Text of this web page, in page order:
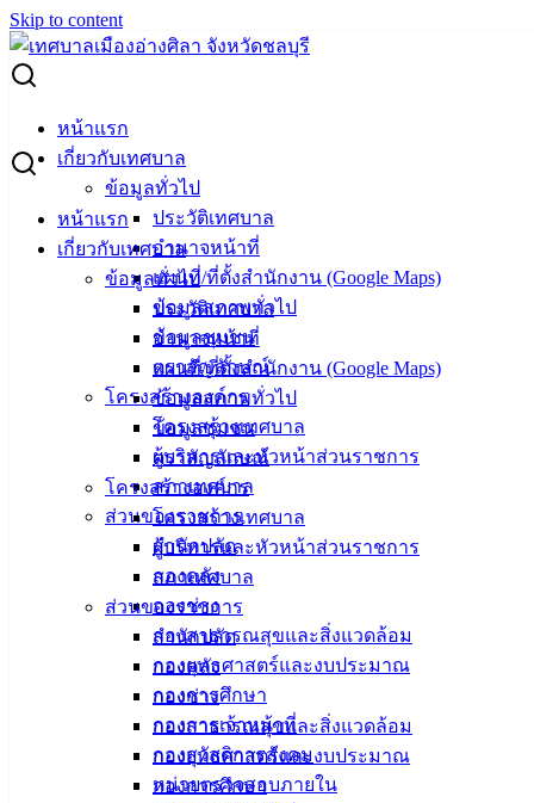
Skip to content
หน้าแรก
เกี่ยวกับเทศบาล
ข้อมูลทั่วไป
ประวัติเทศบาล
อำนาจหน้าที่
แผนที่/ที่ตั้งสำนักงาน (Google Maps)
ข้อมูลสภาพทั่วไป
ข้อมูลชุมชน
ตราสัญลักษณ์
โครงสร้างองค์กร
โครงสร้างเทศบาล
ผู้บริหารและหัวหน้าส่วนราชการ
สภาเทศบาล
ส่วนของราชการ
สำนักปลัด
กองคลัง
กองช่าง
กองสาธารณสุขและสิ่งแวดล้อม
กองยุทธศาสตร์และงบประมาณ
กองการศึกษา
กองการเจ้าหน้าที่
กองสวัสดิการสังคม
หน่วยตรวจสอบภายใน
หน้าแรก
เกี่ยวกับเทศบาล
ข้อมูลทั่วไป
ประวัติเทศบาล
อำนาจหน้าที่
แผนที่/ที่ตั้งสำนักงาน (Google Maps)
ข้อมูลสภาพทั่วไป
ข้อมูลชุมชน
ตราสัญลักษณ์
โครงสร้างองค์กร
โครงสร้างเทศบาล
ผู้บริหารและหัวหน้าส่วนราชการ
สภาเทศบาล
ส่วนของราชการ
สำนักปลัด
กองคลัง
กองช่าง
กองสาธารณสุขและสิ่งแวดล้อม
กองยุทธศาสตร์และงบประมาณ
กองการศึกษา
Search for:
บุคลากรเทศบาลเมืองอ่างศิลา ร่วมไหว้ตรุษจีนเสริมสิริมงคล
สร้างความสามัคคี
บุคลากรเทศบาลเมืองอ่างศิลา ร่วมไหว้
ตรุษจีนเสริมสิริมงคล สร้างความสามัคคี
กุมภาพันธ์ 8, 2024 กุมภาพันธ์ 12, 2024
(8 ก.พ. 67) นายวินัย พ้นภัยพาล นายกเทศมนตรีเมืองอ่างศิลา
พร้อมด้วยคณะผู้บริหาร สมาชิกสภาเทศบาล หัวหน้าส่วน
ราชการ และพนักงานเทศบาลเมืองอ่างศิลา ร่วมกันนำอาหาร
ผลไม้ และเครื่องเซ่นไหว้ต่างๆ มาร่วมกิจกรรม “วันไหว้” ใน
เทศกาลตรุษจีนซึ่งในปีนี้ตรงกับวันศุกร์ที่ 9 กุมภาพันธ์ 2567 ส่วน
วันตรุษจีนหรือวันขึ้นปีใหม่ตามปฏิทินจีน ในปีนี้ตรงกับวันเสาร์ที่
10 กุมภาพันธ์ 2567 โดยบุคลากรทุกคนต่างพร้อมใจกันแต่งกาย
ด้วยชุดโทนสีแดงมงคลมาร่วมไหว้ตรุษจีนกันอย่างพร้อมเพรียง
เพื่อเป็นการส่งเสริมความสามัคคี และความเป็นสิริมงคล ณ
บริเวณด้านหน้าอาคารสำนักงานเทศบาลเมืองอ่างศิลา
: งานบริการและเผยแพร่วิชาการ กองยุทธศาสตร์และงบ
ประมาณ เทศบาลเมืองอ่างศิลา